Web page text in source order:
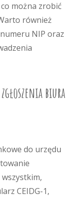
można zrobić
również
NIP oraz
biura
do urzędu
CEIDG-1,